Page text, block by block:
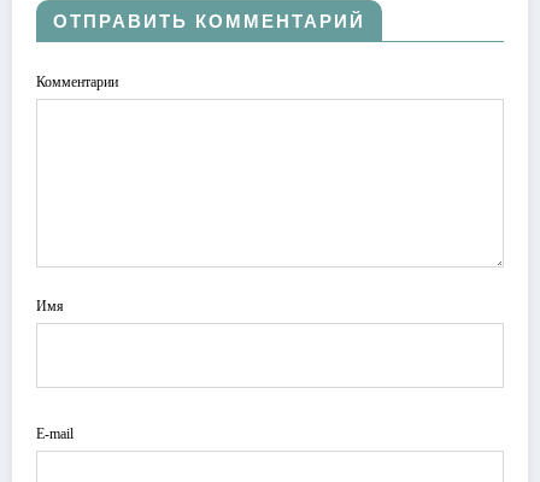
ОТПРАВИТЬ КОММЕНТАРИЙ
Комментарии
Имя
E-mail